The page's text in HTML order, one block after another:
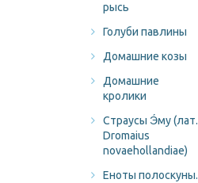
рысь
Голуби павлины
Домашние козы
Домашние
кролики
Страусы Э́му (лат.
Dromaius
novaehollandiae)
Еноты полоскуны.